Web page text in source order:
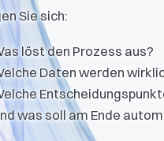
Sie sich:
löst den Prozess aus?
Daten werden
was soll am Ende